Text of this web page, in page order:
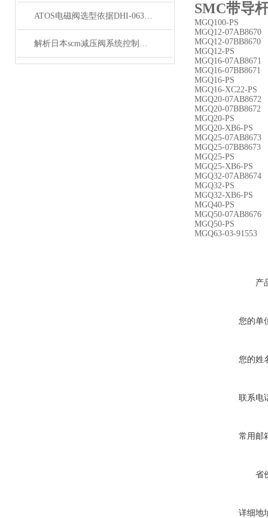
ATOS电磁阀选型依据DHI-0631/2P-X 24DC,
解析日本scm减压阀系统控制简单
SMC带导
MGQ100-PS
MGQ12-07AB8670
MGQ12-07BB8670
MGQ12-PS
MGQ16-07AB8671
MGQ16-07BB8671
MGQ16-PS
MGQ16-XC22-PS
MGQ20-07AB8672
MGQ20-07BB8672
MGQ20-PS
MGQ20-XB6-PS
MGQ25-07AB8673
MGQ25-07BB8673
MGQ25-PS
MGQ25-XB6-PS
MGQ32-07AB8674
MGQ32-PS
MGQ32-XB6-PS
MGQ40-PS
MGQ50-07AB8676
MGQ50-PS
MGQ63-03-91553
产
您的单
您的姓
联系电
常用邮
省
详细地